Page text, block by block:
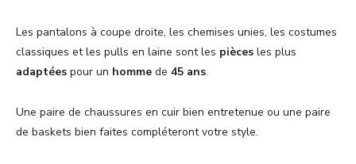
Les pantalons à coupe droite, les chemises unies, les costumes
classiques et les pulls en laine sont les pièces les plus
adaptées pour un homme de 45 ans.
Une paire de chaussures en cuir bien entretenue ou une paire
de baskets bien faites compléteront votre style.